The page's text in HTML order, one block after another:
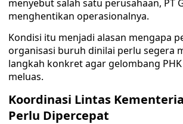
menyebut salah satu perusahaan, PT
menghentikan operasionalnya.
Kondisi itu menjadi alasan mengapa
organisasi buruh dinilai perlu segera
langkah konkret agar gelombang
meluas.
Koordinasi Lintas
Perlu Dipercepat